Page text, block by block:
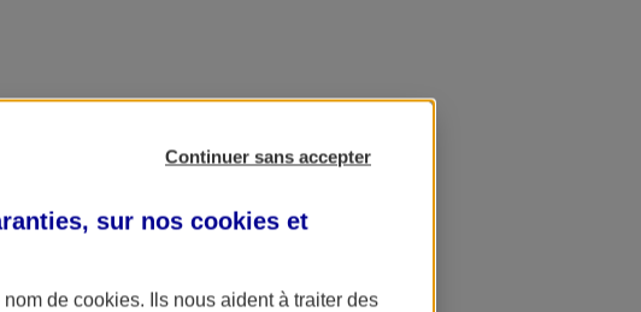
Continuer sans accepter
sur nos cookies et
nom de cookies. Ils nous aident à traiter des